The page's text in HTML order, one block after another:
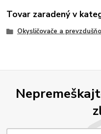
Tovar zaradený v
Okysličovače a